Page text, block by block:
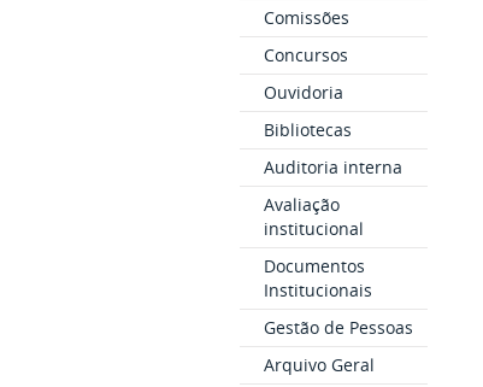
Comissões
Concursos
Ouvidoria
Bibliotecas
Auditoria interna
Avaliação
institucional
Documentos
Institucionais
Gestão de Pessoas
Arquivo Geral